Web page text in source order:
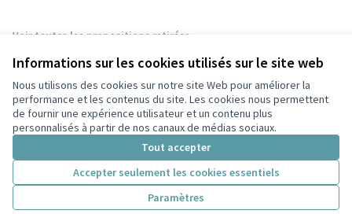
Informations sur les cookies utilisés sur le site web
Nous utilisons des cookies sur notre site Web pour améliorer la
performance et les contenus du site. Les cookies nous permettent
de fournir une expérience utilisateur et un contenu plus
personnalisés à partir de nos canaux de médias sociaux.
Tout accepter
Accepter seulement les cookies essentiels
Paramètres
Voir toutes les propositions retirées
Conditions d'utilisation
Paramètres des cookies
Participez Villeurbanne sur X
(Lien externe)
Participez Villeurbanne sur Facebook
Participez Villeurbanne sur Instagram
Participez Villeurbanne sur YouTube
(Lien externe)
Site réalisé grâce aulogiciel libre Decidim .
Licence
(Lien